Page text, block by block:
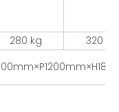
280 kg
320 kg